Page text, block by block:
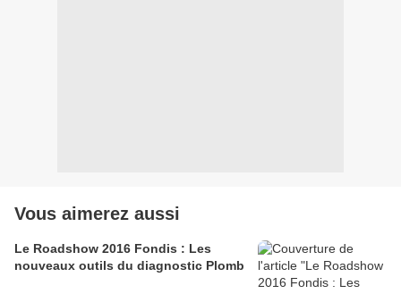
Vous aimerez aussi
Le Roadshow 2016 Fondis : Les
nouveaux outils du diagnostic Plomb